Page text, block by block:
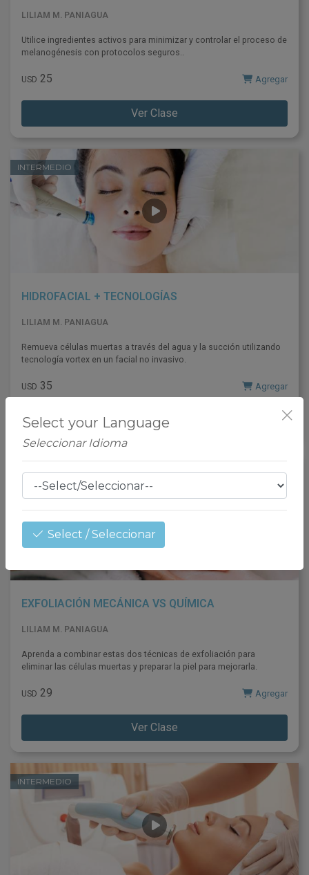
LILIAM M. PANIAGUA
Utilice ingredientes activos para minimizar y controlar el proceso de
melanogénesis con protocolos seguros..
USD 25 Agregar
Ver Clase
INTERMEDIO
HIDROFACIAL + TECNOLOGÍAS
LILIAM M. PANIAGUA
Remueva células muertas a través del agua y la succión utilizando
tecnología vortex en un facial no invasivo.
USD 35 Agregar
Ver Clase
INTERMEDIO
EXFOLIACIÓN MECÁNICA VS QUÍMICA
LILIAM M. PANIAGUA
Aprenda a combinar estas dos técnicas de exfoliación para
eliminar las células muertas y preparar la piel para mejorarla.
USD 29 Agregar
Ver Clase
INTERMEDIO
Select your Language
Seleccionar Idioma
Select / Seleccionar